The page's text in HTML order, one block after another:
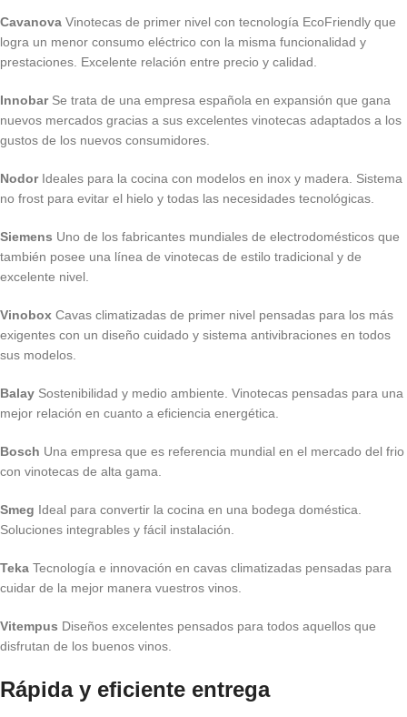
Cavanova Vinotecas de primer nivel con tecnología EcoFriendly que
logra un menor consumo eléctrico con la misma funcionalidad y
prestaciones. Excelente relación entre precio y calidad.
Innobar Se trata de una empresa española en expansión que gana
nuevos mercados gracias a sus excelentes vinotecas adaptados a los
gustos de los nuevos consumidores.
Nodor Ideales para la cocina con modelos en inox y madera. Sistema
no frost para evitar el hielo y todas las necesidades tecnológicas.
Siemens Uno de los fabricantes mundiales de electrodomésticos que
también posee una línea de vinotecas de estilo tradicional y de
excelente nivel.
Vinobox Cavas climatizadas de primer nivel pensadas para los más
exigentes con un diseño cuidado y sistema antivibraciones en todos
sus modelos.
Balay Sostenibilidad y medio ambiente. Vinotecas pensadas para una
mejor relación en cuanto a eficiencia energética.
Bosch Una empresa que es referencia mundial en el mercado del frio
con vinotecas de alta gama.
Smeg Ideal para convertir la cocina en una bodega doméstica.
Soluciones integrables y fácil instalación.
Teka Tecnología e innovación en cavas climatizadas pensadas para
cuidar de la mejor manera vuestros vinos.
Vitempus Diseños excelentes pensados para todos aquellos que
disfrutan de los buenos vinos.
Rápida y eficiente entrega